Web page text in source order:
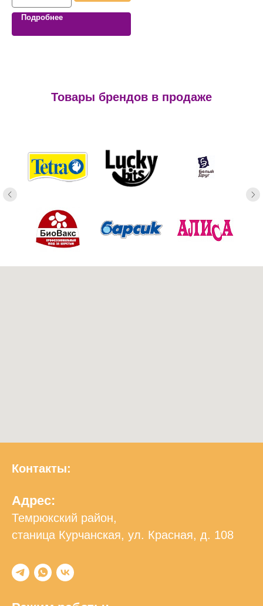
Подробнее
Товары брендов в продаже
Контакты:
Адрес:
Темрюкский район,
станица Курчанская, ул. Красная, д. 108